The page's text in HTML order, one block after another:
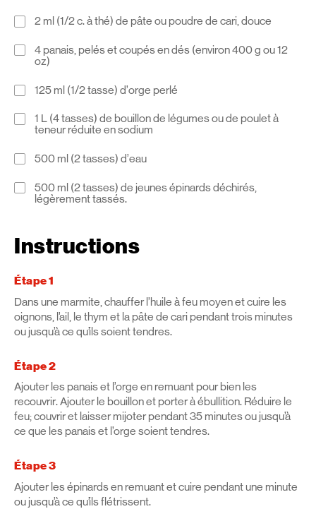
2 ml (1/2 c. à thé) de pâte ou poudre de cari, douce
4 panais, pelés et coupés en dés (environ 400 g ou 12
oz)
125 ml (1/2 tasse) d’orge perlé
1 L (4 tasses) de bouillon de légumes ou de poulet à
teneur réduite en sodium
500 ml (2 tasses) d’eau
500 ml (2 tasses) de jeunes épinards déchirés,
légèrement tassés.
Instructions
Étape 1
Dans une marmite, chauffer l’huile à feu moyen et cuire les
oignons, l’ail, le thym et la pâte de cari pendant trois minutes
ou jusqu’à ce qu’ils soient tendres.
Étape 2
Ajouter les panais et l’orge en remuant pour bien les
recouvrir. Ajouter le bouillon et porter à ébullition. Réduire le
feu; couvrir et laisser mijoter pendant 35 minutes ou jusqu’à
ce que les panais et l’orge soient tendres.
Étape 3
Ajouter les épinards en remuant et cuire pendant une minute
ou jusqu’à ce qu’ils flétrissent.